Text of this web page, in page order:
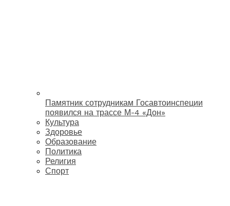
Памятник сотрудникам Госавтоинспеции
появился на трассе М-4 «Дон»
Культура
Здоровье
Образование
Политика
Религия
Спорт